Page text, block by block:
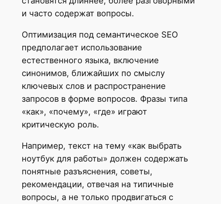
и часто содержат вопросы.
Оптимизация под семантическое SEO
предполагает использование
естественного языка, включение
синонимов, ближайших по смыслу
ключевых слов и распространение
запросов в форме вопросов. Фразы типа
«как», «почему», «где» играют
критическую роль.
Например, текст на тему «как выбрать
ноутбук для работы» должен содержать
понятные разъяснения, советы,
рекомендации, отвечая на типичные
вопросы, а не только продвигаться с